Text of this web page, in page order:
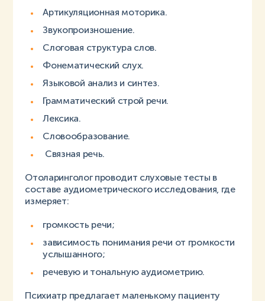
Артикуляционная моторика.
Звукопроизношение.
Слоговая структура слов.
Фонематический слух.
Языковой анализ и синтез.
Грамматический строй речи.
Лексика.
Словообразование.
Связная речь.
Отоларинголог проводит слуховые тесты в
составе аудиометрического исследования, где
измеряет:
громкость речи;
зависимость понимания речи от громкости
услышанного;
речевую и тональную аудиометрию.
Психиатр предлагает маленькому пациенту